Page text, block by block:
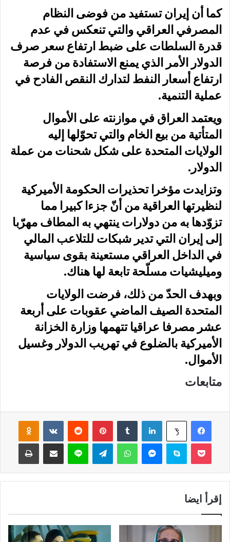
كما أن إيران تستفيد من فوضى النظام
المصرفي العراقي والتي تنعكس في عدم
قدرة السلطات على ضبط ارتفاع سعر صرف
الدولار الأمر الذي يمنع الاستفادة من فرصة
ارتفاع أسعار النفط لتدارك النقص الفادح في
عملية التنمية.
ويعتمد العراق في موازنته على الأموال
المتأتية من بيع الخام والتي تحوّلها إليه
الولايات المتحدة على شكل شحنات من عملة
الدولار.
وتزايدت مؤخرا تحذيرات الحكومة الأميركية
لنظيرتها العراقية من أنّ جزءا كبيرا مما
تزوّدها به من دولارات ينتهي به المطاف مهرّبا
إلى إيران التي تدير شبكات للتلاعب المالي
في الداخل العراقي مستعينة بقوى سياسية
وميليشيات مسلّحة تابعة لها هناك.
وبهدف الحدّ من ذلك، فرضت الولايات
المتحدة الصيف الماضي عقوبات على أربعة
عشر مصرفا عراقيا تتهمها وزارة الخزانة
الأميركية بالضلوع في تهريب الدولار وغسيل
الأموال.
متابعات
فيسبوك ‫X لينكدإن بينتيريست
سكايب واتساب لاين
إقرأ ايضا